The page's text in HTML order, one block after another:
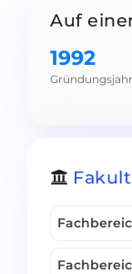
Erfolgzu
100%
Kasachstan
Armenien
BERATUNG
Auf
1992
Gründungsjahr